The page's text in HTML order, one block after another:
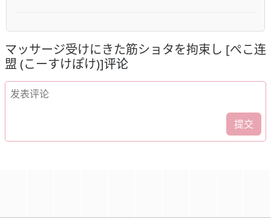
マッサージ受けにきた筋ショタを拘束し [ぺこ连
盟 (こーすけぽけ)]评论
提交